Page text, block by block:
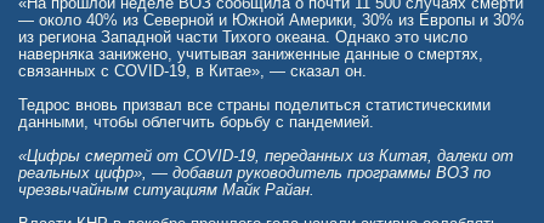
приподнятые бугорки. Пятна могут сливаться вместе, когда они
распространяются с головы на остальную часть тела. Появление
сыпи часто сопровождается лихорадкой.
При подозрении на корь следует обязательно и как можно быстрее
обратиться к врачу. Заболевшим корью пациентам, которые не
могут быть уверенными в наличии у них иммунитета против
вируса, предлагают постконтактную профилактику (ПКП). Чтобы
потенциально обеспечить защиту или облегчить течение
заболевания, вводят вакцину в течение 72 часов после
— около 40% из Северной и Южной Америки, 30% из Европы и 30%
из региона Западной части Тихого океана. Однако это число
наверняка занижено, учитывая заниженные данные о смертях,
связанных с COVID-19, в Китае», — сказал он.
Тедрос вновь призвал все страны поделиться статистическими
данными, чтобы облегчить борьбу с пандемией.
«Цифры смертей от COVID-19, переданных из Китая, далеки от
реальных цифр», — добавил руководитель программы ВОЗ по
чрезвычайным ситуациям Майк Райан.